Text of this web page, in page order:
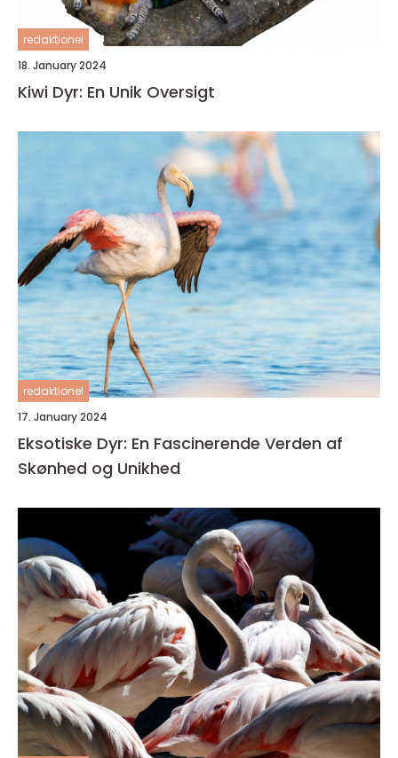
redaktionel
18. January 2024
Kiwi Dyr: En Unik Oversigt
redaktionel
17. January 2024
Eksotiske Dyr: En Fascinerende Verden af
Skønhed og Unikhed